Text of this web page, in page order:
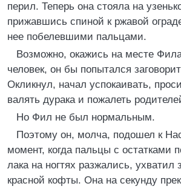
перил. Теперь она стояла на
прижавшись спиной к ржавой
нее побелевшими пальцами.
Возможно, окажись на месте
человек, он бы попытался
Окликнул, начал успокаивать,
валять дурака и пожалеть
Но Фил не был нормальным.
Поэтому он, молча, подошел к
момент, когда пальцы с остатками
лака на ногтях разжались, ухватил
красной кофты. Она на секунду